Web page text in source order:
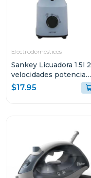
Electrodomésticos
Sankey Licuadora 1.5l 2
velocidades potencia
500w
$17.95